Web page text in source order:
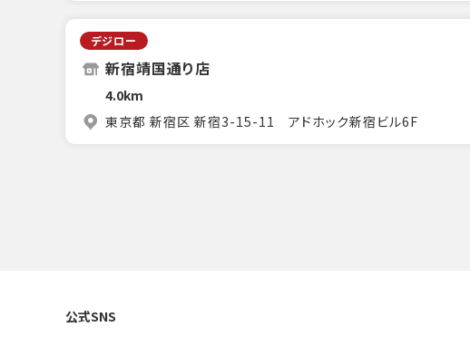
デジロー
新宿靖国通り店
4.0km
東京都 新宿区 新宿3-15-11 アドホック新宿ビル6F
公式SNS